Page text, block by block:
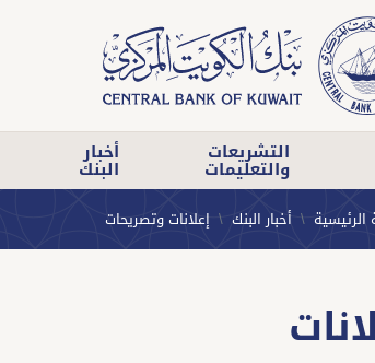
التشريعات
والتعليمات
أخبار
البنك
أخبار البنك إعلانات وتصريحات